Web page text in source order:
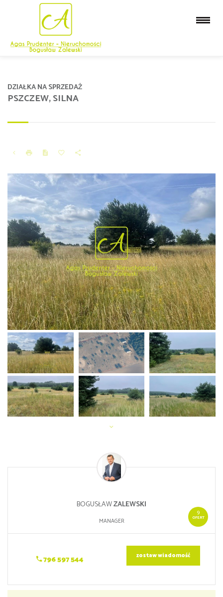
PSZCZEW, SILNA
DZIAŁKA NA SPRZEDAŻ
9
OFERT
BOGUSŁAWZALEWSKI
MANAGER
796 597 544 zostaw wiadomość